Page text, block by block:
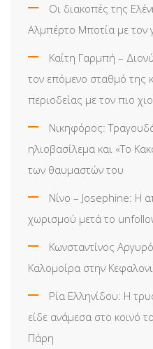
Οι διακοπές της
Αλμπέρτο Μποτία με τον
Καίτη Γαρμπή –
τον επόμενο σταθμό της
περιοδείας με τον πιο
Νικηφόρος:
ηλιοβασίλεμα και «Το
των θαυμαστών του
Νίνο – Josephine: Η
χωρισμού μετά το
Κωνσταντίνος
Καλομοίρα στην
Ρία Ελληνίδου: H
είδε ανάμεσα στο κοινό
Πάρη